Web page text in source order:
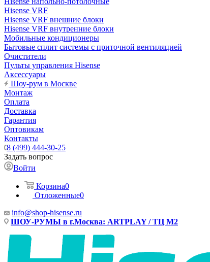
Hisense VRF
Hisense VRF внешние блоки
Hisense VRF внутренние блоки
Мобильные кондиционеры
Бытовые сплит системы с приточной вентиляцией
Очистители
Пульты управления Hisense
Аксессуары
Шоу-рум в Москве
Монтаж
Оплата
Доставка
Гарантия
Оптовикам
Контакты
8 (499) 444-30-25
Задать вопрос
Войти
Корзина0
Отложенные0
info@shop-hisense.ru
ШОУ-РУМЫ в г.Москва: ARTPLAY / ТЦ М2